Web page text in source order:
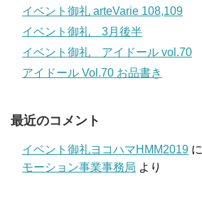
イベント御礼 arteVarie 108,109
イベント御礼 3月後半
イベント御礼 アイドール vol.70
アイドール Vol.70 お品書き
最近のコメント
イベント御礼ヨコハマHMM2019 に
モーション事業事務局 より